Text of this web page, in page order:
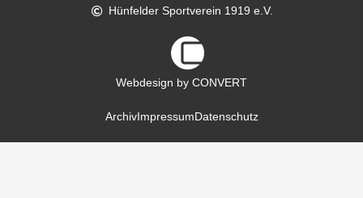
Hünfelder Sportverein 1919 e.V.
Webdesign by CONVERT
ArchivImpressum Datenschutz